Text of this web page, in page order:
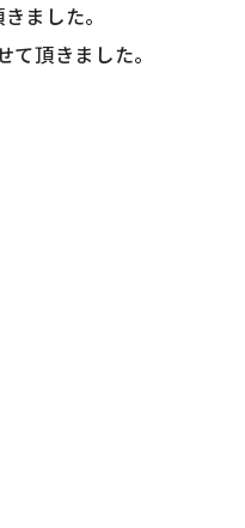
ました。
て頂きました。